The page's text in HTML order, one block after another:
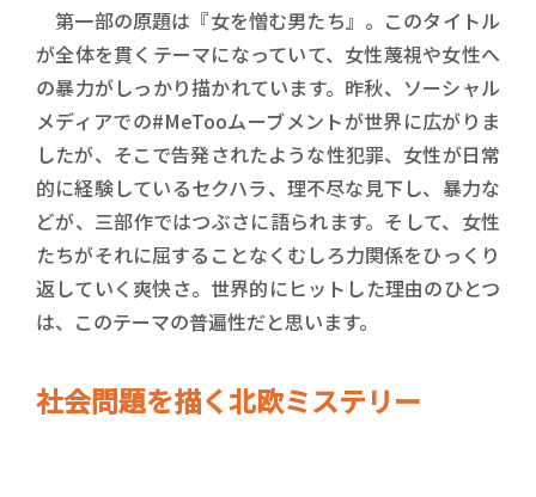
第一部の原題は『女を憎む男たち』。このタイトル
が全体を貫くテーマになっていて、女性蔑視や女性へ
の暴力がしっかり描かれています。昨秋、ソーシャル
メディアでの#MeTooムーブメントが世界に広がりま
したが、そこで告発されたような性犯罪、女性が日常
的に経験しているセクハラ、理不尽な見下し、暴力な
どが、三部作ではつぶさに語られます。そして、女性
たちがそれに屈することなくむしろ力関係をひっくり
返していく爽快さ。世界的にヒットした理由のひとつ
は、このテーマの普遍性だと思います。
社会問題を描く北欧ミステリー